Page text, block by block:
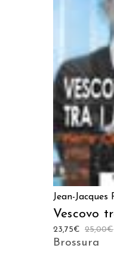
Jean-Jacques
Vescovo
25,00€
23,75€
Brossura